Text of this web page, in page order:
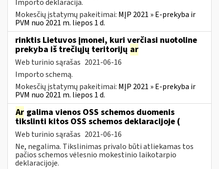
Importo deklaracija.
Mokesčių įstatymų pakeitimai: MĮP 2021 » E-prekyba ir
PVM nuo 2021 m. liepos 1 d.
rinktis Lietuvos įmonei, kuri verčiasi nuotoline
prekyba iš trečiųjų teritorijų ar
Web turinio sąrašas 2021-06-16
Importo schemą.
Mokesčių įstatymų pakeitimai: MĮP 2021 » E-prekyba ir
PVM nuo 2021 m. liepos 1 d.
Ar galima vienos OSS schemos duomenis
tikslinti kitos OSS schemos deklaracijoje (
Web turinio sąrašas 2021-06-16
Ne, negalima. Tikslinimas privalo būti atliekamas tos
pačios schemos vėlesnio mokestinio laikotarpio
deklaracijoje.